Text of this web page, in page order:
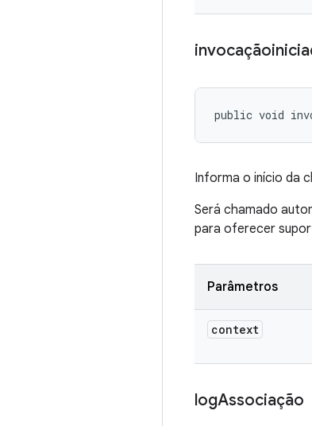
public void
Informa o início da
Será chamado
para oferecer
Parâmetros
context
logAssociação